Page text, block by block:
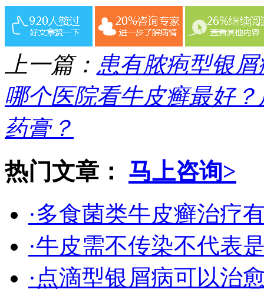
上一篇： 患有脓疱型银
哪个医院看牛皮癣最好
药膏？
热门文章： 马上咨询>
·多食菌类牛皮癣治疗
·牛皮需不传染不代表
·点滴型银屑病可以治